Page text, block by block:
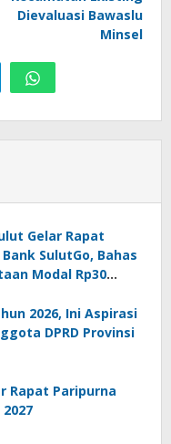
Dievaluasi Bawaslu
Minsel
Gelar Rapat
SulutGo, Bahas
Modal Rp30
2026, Ini Aspirasi
DPRD Provinsi
Rapat Paripurna
2027